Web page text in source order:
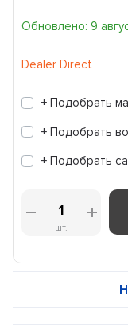
Обновлено: 9
Dealer Direct
+ Подобрать
+ Подобрать
+ Подобрать
шт.